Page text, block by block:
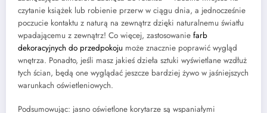
czytanie książek lub robienie przerw w ciągu dnia, a jednocześnie
poczucie kontaktu z naturą na zewnątrz dzięki naturalnemu światłu
wpadającemu z zewnątrz! Co więcej, zastosowanie farb
dekoracyjnych do przedpokoju może znacznie poprawić wygląd
wnętrza. Ponadto, jeśli masz jakieś dzieła sztuki wyświetlane wzdłuż
tych ścian, będą one wyglądać jeszcze bardziej żywo w jaśniejszych
warunkach oświetleniowych.
Podsumowując: jasno oświetlone korytarze są wspaniałymi